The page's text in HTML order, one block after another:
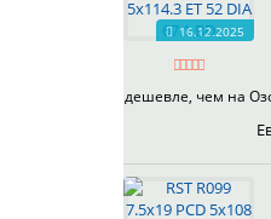
428
429
430
433
438
503
16.12.2025
дешевле, чем на